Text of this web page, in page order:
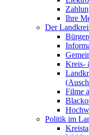
Ihre
Der
Kreis-
Filme
Politik im